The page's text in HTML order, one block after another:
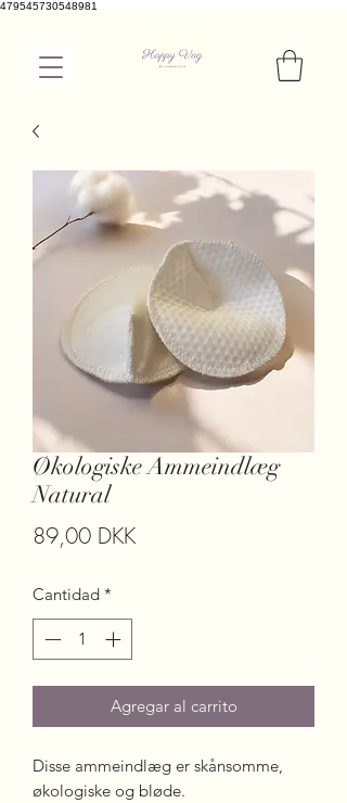
479545730548981
Økologiske Ammeindlæg
Natural
89,00 DKKPrecio
Cantidad *
Agregar al carrito
Disse ammeindlæg er skånsomme,
økologiske og bløde.